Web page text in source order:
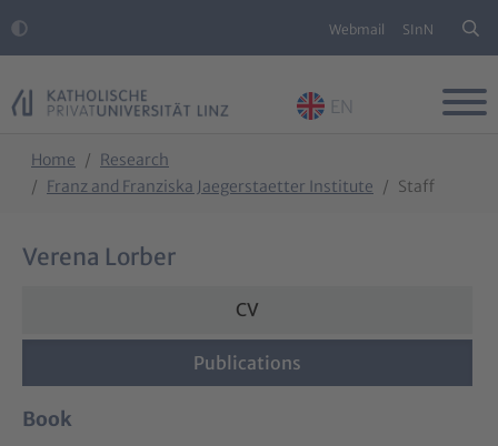
Webmail SInN
EN
Home
Research
Franz and Franziska Jaegerstaetter Institute
Staff
Verena Lorber
CV
Publications
Book